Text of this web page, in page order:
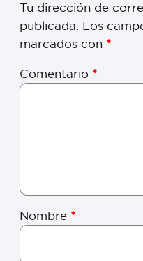
Tu dirección de
publicada. Los
marcados con *
Comentario *
Nombre *